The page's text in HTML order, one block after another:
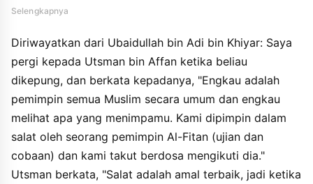
lana imamu fitnahin wanataharraju. faqala asshalahu ahsanu ma
nara an yushalla khalfa almukhannatsi ila min dharurahin la
budda minha.
Selengkapnya
Diriwayatkan dari Ubaidullah bin Adi bin Khiyar: Saya
pergi kepada Utsman bin Affan ketika beliau
dikepung, dan berkata kepadanya, "Engkau adalah
pemimpin semua Muslim secara umum dan engkau
melihat apa yang menimpamu. Kami dipimpin dalam
salat oleh seorang pemimpin Al-Fitan (ujian dan
cobaan) dan kami takut berdosa mengikuti dia."
Utsman berkata, "Salat adalah amal terbaik, jadi ketika